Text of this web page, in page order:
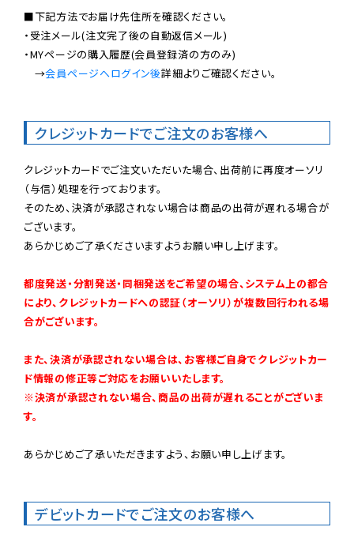
■下記方法でお届け先住所を確認ください。
・受注メール(注文完了後の自動返信メール)
・MYページの購入履歴(会員登録済の方のみ)
→会員ページへログイン後詳細よりご確認ください。
クレジットカードでご注文のお客様へ
クレジットカードでご注文いただいた場合、出荷前に再度オーソリ
（与信）処理を行っております。
そのため、決済が承認されない場合は商品の出荷が遅れる場合が
ございます。
あらかじめご了承くださいますようお願い申し上げます。
都度発送・分割発送・同梱発送をご希望の場合、システム上の都合
により、クレジットカードへの認証（オーソリ）が複数回行われる場
合がございます。
また、決済が承認されない場合は、お客様ご自身でクレジットカー
ド情報の修正等ご対応をお願いいたします。
※決済が承認されない場合、商品の出荷が遅れることがございま
す。
あらかじめご了承いただきますよう、お願い申し上げます。
デビットカードでご注文のお客様へ